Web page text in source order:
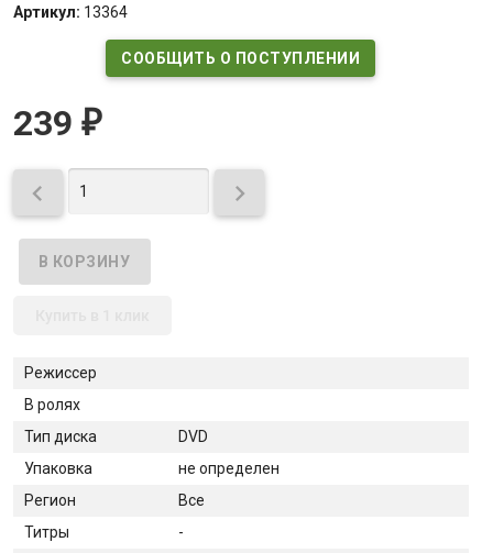
Артикул: 13364
СООБЩИТЬ О ПОСТУПЛЕНИИ
239 ₽
 
Режиссер
В ролях
Тип диска
DVD
Упаковка
не определен
Регион
Все
Титры
-